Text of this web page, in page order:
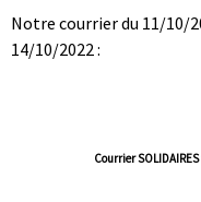
Notre courrier du 11/10/
14/10/2022 :
Courrier